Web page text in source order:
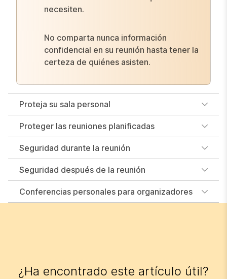
necesiten.
No comparta nunca información
confidencial en su reunión hasta tener la
certeza de quiénes asisten.
Proteja su sala personal
Proteger las reuniones planificadas
Seguridad durante la reunión
Seguridad después de la reunión
Conferencias personales para organizadores
¿Ha encontrado este artículo útil?